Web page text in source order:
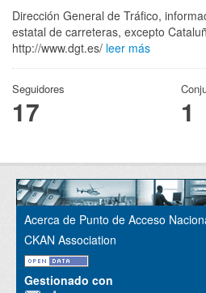
Dirección General de Tráfico,
estatal de carreteras, excepto
http://www.dgt.es/ leer más
Seguidores
17 1
Acerca de Punto de Acceso
CKAN Association
Gestionado con